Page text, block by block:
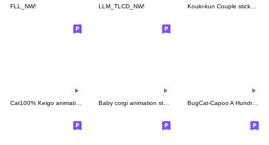
FLL_NW! LLM_TLCD_NW! Kouki-kun Couple stickers 05
BugCat-Capoo A Hundred Flavors of Taiwan